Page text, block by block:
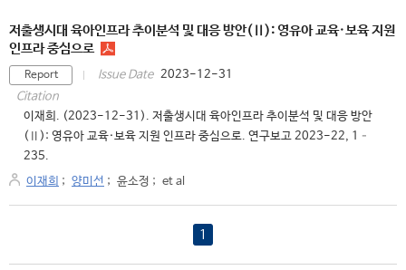
저출생시대 육아인프라 추이분석 및 대응 방안(Ⅱ): 영유아 교육·보육 지원
인프라 중심으로
Report Issue Date 2023-12-31
Citation
이재희. (2023-12-31). 저출생시대 육아인프라 추이분석 및 대응 방안
(Ⅱ): 영유아 교육·보육 지원 인프라 중심으로. 연구보고 2023-22, 1–
235.
이재희 ; 양미선 ; 윤소정 ; et al
1